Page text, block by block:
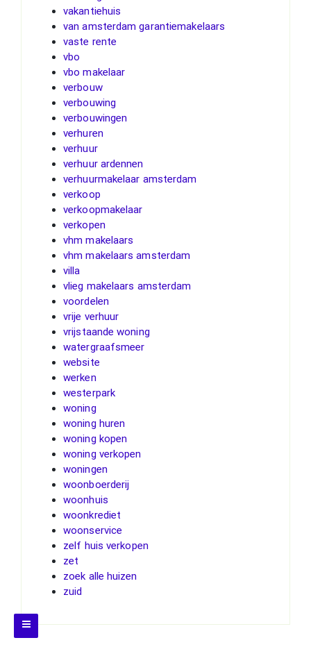
vakantiehuis
van amsterdam garantiemakelaars
vaste rente
vbo
vbo makelaar
verbouw
verbouwing
verbouwingen
verhuren
verhuur
verhuur ardennen
verhuurmakelaar amsterdam
verkoop
verkoopmakelaar
verkopen
vhm makelaars
vhm makelaars amsterdam
villa
vlieg makelaars amsterdam
voordelen
vrije verhuur
vrijstaande woning
watergraafsmeer
website
werken
westerpark
woning
woning huren
woning kopen
woning verkopen
woningen
woonboerderij
woonhuis
woonkrediet
woonservice
zelf huis verkopen
zet
zoek alle huizen
zuid